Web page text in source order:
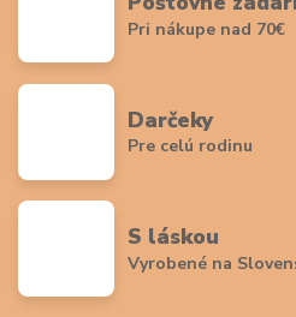
Pri nákupe nad 70€
Darčeky
Pre celú rodinu
S láskou
Vyrobené na